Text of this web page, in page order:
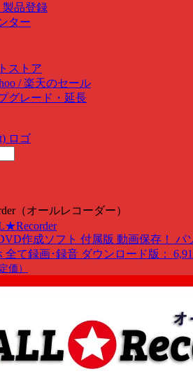
製品登録
ター
ストア
/ 楽天のセール
グレード・延長
（オールレコーダー）
作成ソフト 付属版 動画保存！ パ
全て録画･録音 ダウンロード版：
価）